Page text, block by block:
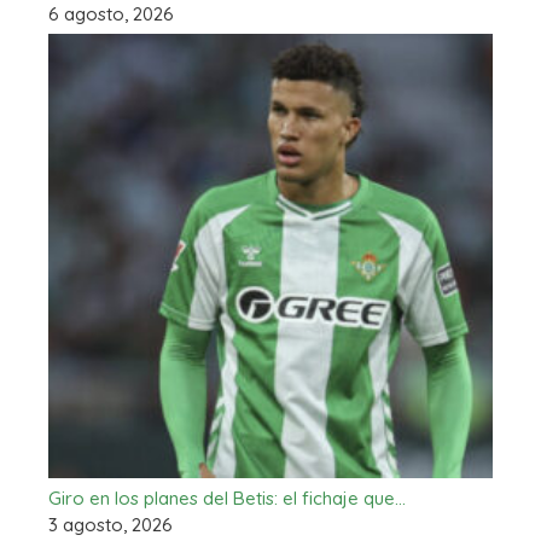
6 agosto, 2026
Giro en los planes del Betis: el fichaje que…
3 agosto, 2026